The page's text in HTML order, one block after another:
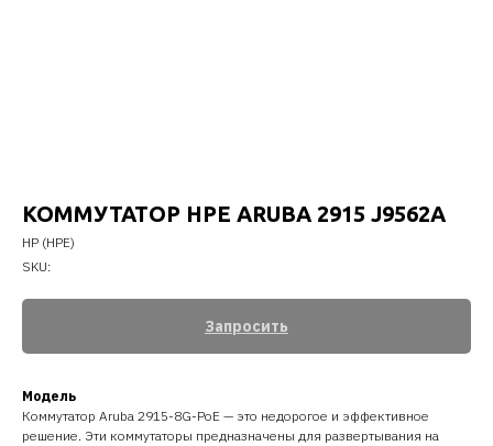
КОММУТАТОР HPE ARUBA 2915 J9562A
HP (HPE)
SKU:
Запросить
Модель
Коммутатор Aruba 2915-8G-PoE — это недорогое и эффективное
решение. Эти коммутаторы предназначены для развертывания на